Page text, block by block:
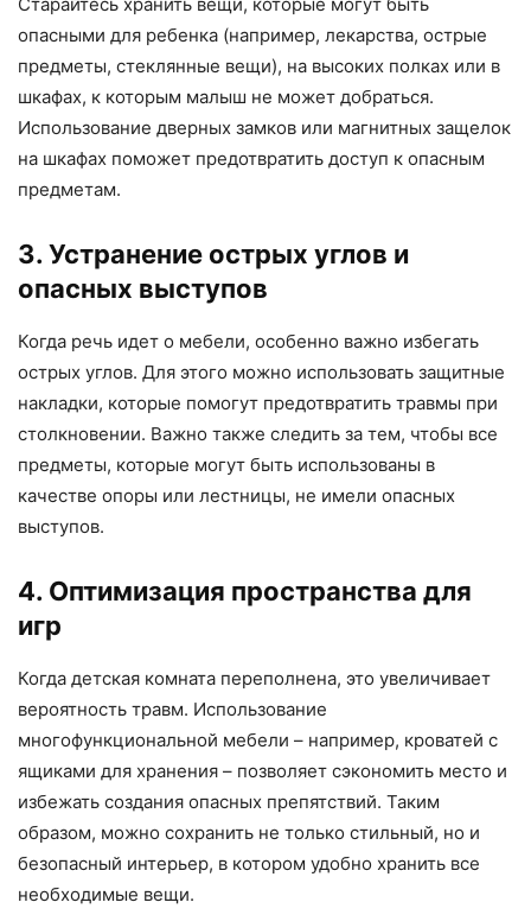
опасными для ребенка (например, лекарства, острые
предметы, стеклянные вещи), на высоких полках или в
шкафах, к которым малыш не может добраться.
Использование дверных замков или магнитных защелок
на шкафах поможет предотвратить доступ к опасным
предметам.
3. Устранение острых углов и
опасных выступов
Когда речь идет о мебели, особенно важно избегать
острых углов. Для этого можно использовать защитные
накладки, которые помогут предотвратить травмы при
столкновении. Важно также следить за тем, чтобы все
предметы, которые могут быть использованы в
качестве опоры или лестницы, не имели опасных
выступов.
4. Оптимизация пространства для
игр
Когда детская комната переполнена, это увеличивает
вероятность травм. Использование
многофункциональной мебели – например, кроватей с
ящиками для хранения – позволяет сэкономить место и
избежать создания опасных препятствий. Таким
образом, можно сохранить не только стильный, но и
безопасный интерьер, в котором удобно хранить все
необходимые вещи.